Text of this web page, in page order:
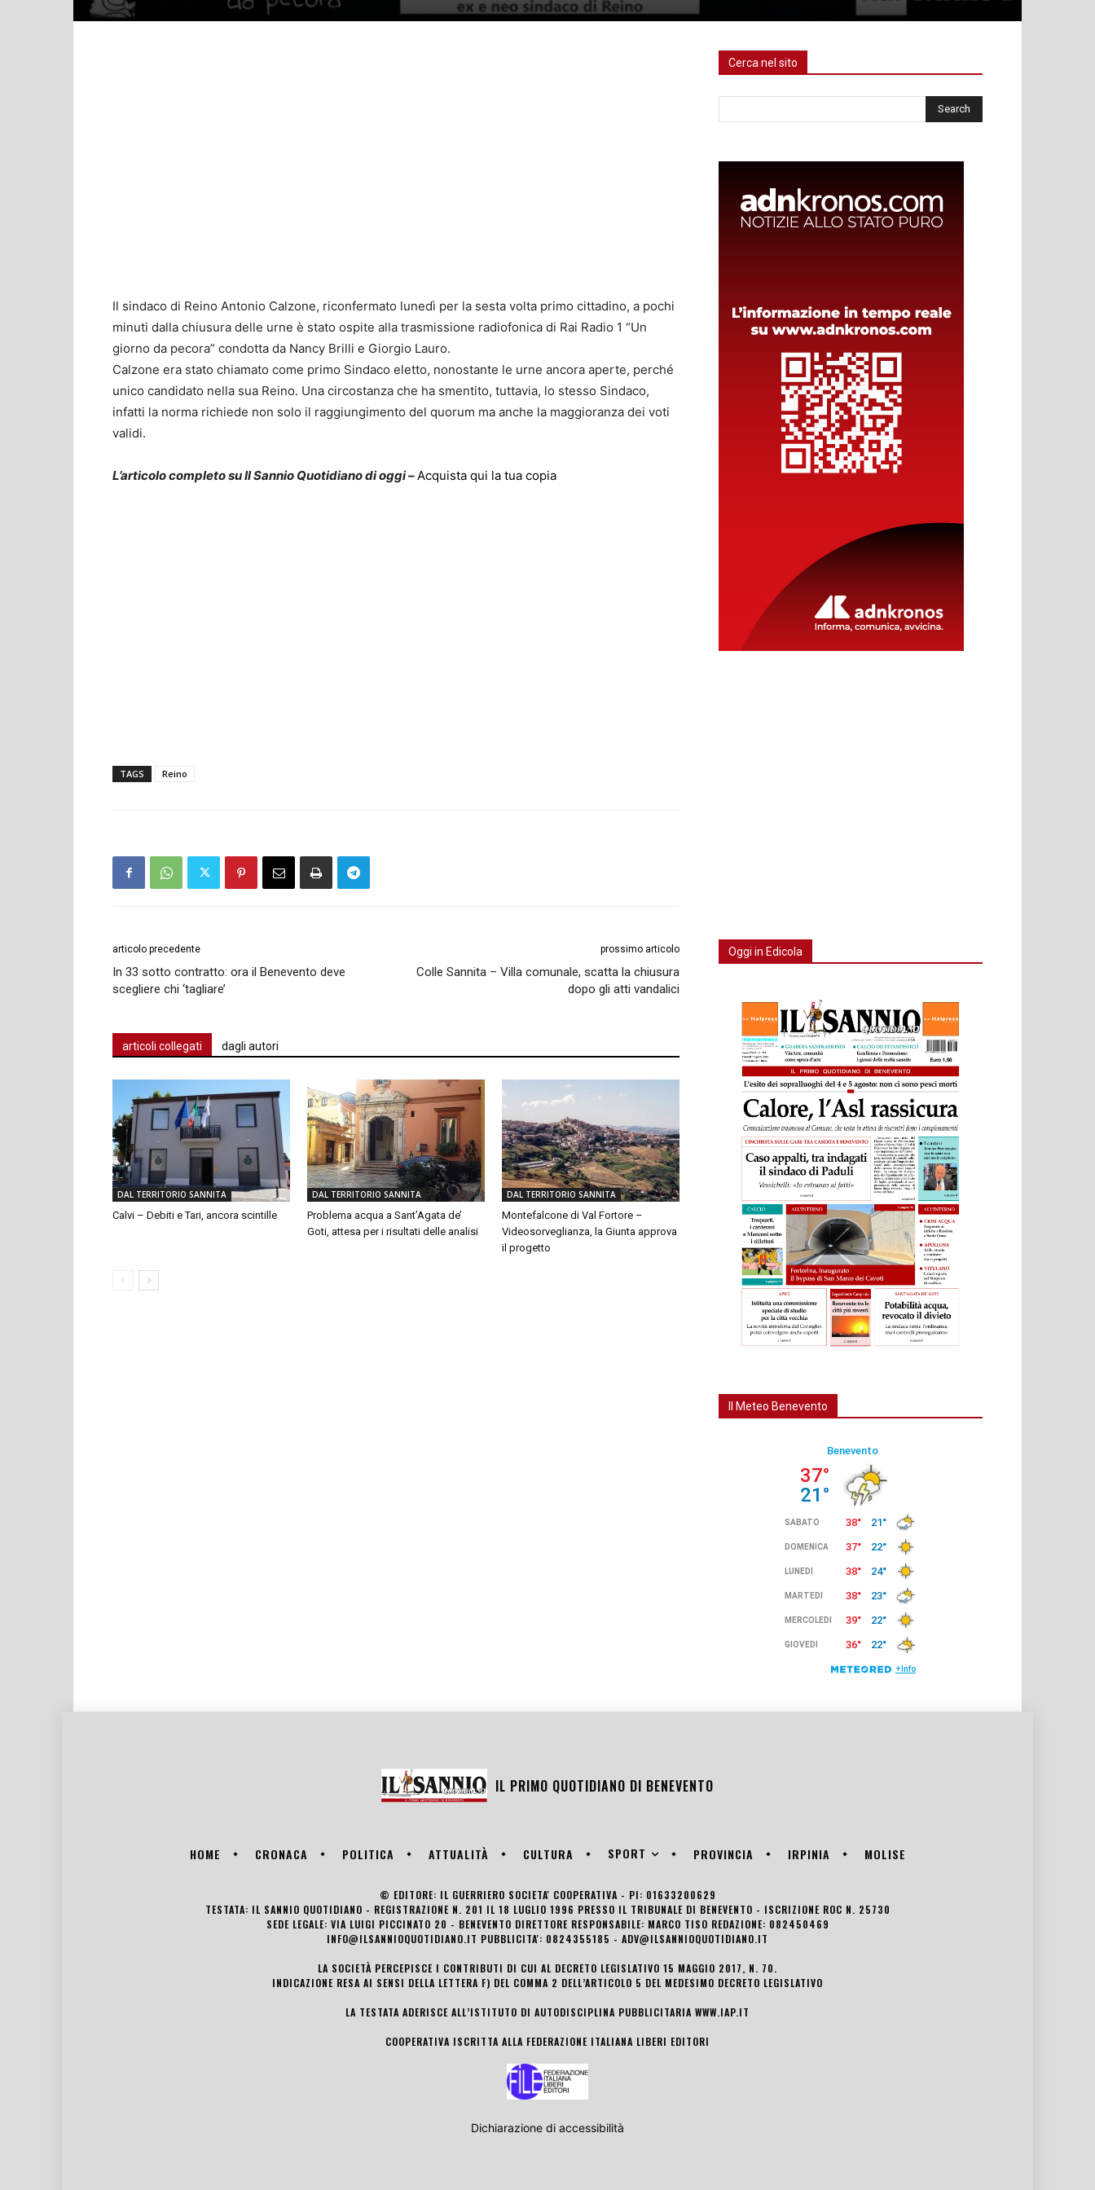
Il sindaco di Reino Antonio Calzone, riconfermato lunedì per la sesta volta primo cittadino, a pochi
minuti dalla chiusura delle urne è stato ospite alla trasmissione radiofonica di Rai Radio 1 “Un
giorno da pecora” condotta da Nancy Brilli e Giorgio Lauro.
Calzone era stato chiamato come primo Sindaco eletto, nonostante le urne ancora aperte, perché
unico candidato nella sua Reino. Una circostanza che ha smentito, tuttavia, lo stesso Sindaco,
infatti la norma richiede non solo il raggiungimento del quorum ma anche la maggioranza dei voti
validi.
L’articolo completo su Il Sannio Quotidiano di oggi –Acquista qui la tua copia
TAGS Reino
articolo precedente
In 33 sotto contratto: ora il Benevento deve
scegliere chi ‘tagliare’
prossimo articolo
Colle Sannita – Villa comunale, scatta la chiusura
dopo gli atti vandalici
articoli collegati dagli autori
DAL TERRITORIO SANNITA
Calvi – Debiti e Tari, ancora scintille
DAL TERRITORIO SANNITA
Problema acqua a Sant’Agata de’
Goti, attesa per i risultati delle analisi
DAL TERRITORIO SANNITA
Montefalcone di Val Fortore –
Videosorveglianza, la Giunta approva
il progetto
Cerca nel sito
Oggi in Edicola
Il Meteo Benevento
IL PRIMO QUOTIDIANO DI BENEVENTO
HOME CRONACA POLITICA ATTUALITÀ CULTURA SPORT PROVINCIA IRPINIA MOLISE
© EDITORE: IL GUERRIERO SOCIETA' COOPERATIVA - PI: 01633200629
TESTATA: IL SANNIO QUOTIDIANO - REGISTRAZIONE N. 201 IL 18 LUGLIO 1996 PRESSO IL TRIBUNALE DI BENEVENTO - ISCRIZIONE ROC N. 25730
SEDE LEGALE: VIA LUIGI PICCINATO 20 - BENEVENTO DIRETTORE RESPONSABILE: MARCO TISO REDAZIONE: 082450469
INFO@ILSANNIOQUOTIDIANO.IT PUBBLICITA': 0824355185 - ADV@ILSANNIOQUOTIDIANO.IT
LA SOCIETÀ PERCEPISCE I CONTRIBUTI DI CUI AL DECRETO LEGISLATIVO 15 MAGGIO 2017, N. 70.
INDICAZIONE RESA AI SENSI DELLA LETTERA F) DEL COMMA 2 DELL’ARTICOLO 5 DEL MEDESIMO DECRETO LEGISLATIVO
LA TESTATA ADERISCE ALL’ISTITUTO DI AUTODISCIPLINA PUBBLICITARIA WWW.IAP.IT
COOPERATIVA ISCRITTA ALLA FEDERAZIONE ITALIANA LIBERI EDITORI
Dichiarazione di accessibilità